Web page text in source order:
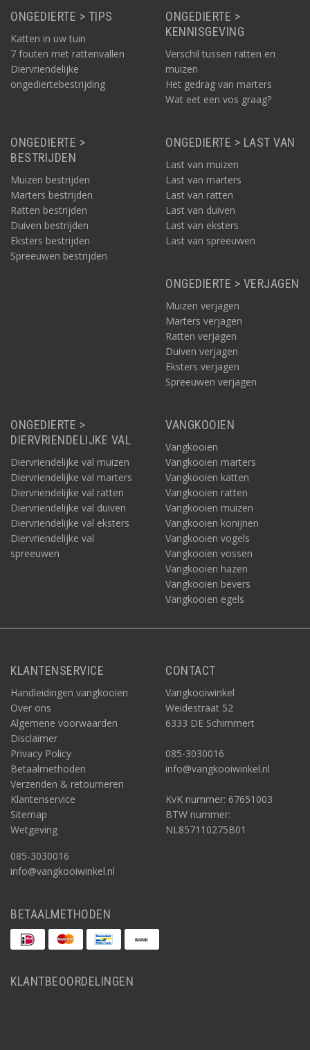
ONGEDIERTE > TIPS
Katten in uw tuin
7 fouten met rattenvallen
Diervriendelijke
ongediertebestrijding
ONGEDIERTE >
KENNISGEVING
Verschil tussen ratten en
muizen
Het gedrag van marters
Wat eet een vos graag?
ONGEDIERTE >
BESTRIJDEN
Muizen bestrijden
Marters bestrijden
Ratten bestrijden
Duiven bestrijden
Eksters bestrijden
Spreeuwen bestrijden
ONGEDIERTE > LAST VAN
Last van muizen
Last van marters
Last van ratten
Last van duiven
Last van eksters
Last van spreeuwen
ONGEDIERTE > VERJAGEN
Muizen verjagen
Marters verjagen
Ratten verjagen
Duiven verjagen
Eksters verjagen
Spreeuwen verjagen
ONGEDIERTE >
DIERVRIENDELIJKE VAL
Diervriendelijke val muizen
Diervriendelijke val marters
Diervriendelijke val ratten
Diervriendelijke val duiven
Diervriendelijke val eksters
Diervriendelijke val
spreeuwen
VANGKOOIEN
Vangkooien
Vangkooien marters
Vangkooien katten
Vangkooien ratten
Vangkooien muizen
Vangkooien konijnen
Vangkooien vogels
Vangkooien vossen
Vangkooien hazen
Vangkooien bevers
Vangkooien egels
KLANTENSERVICE
Handleidingen vangkooien
Over ons
Algemene voorwaarden
Disclaimer
Privacy Policy
Betaalmethoden
Verzenden & retourneren
Klantenservice
Sitemap
Wetgeving
085-3030016
info@vangkooiwinkel.nl
CONTACT
Vangkooiwinkel
Weidestraat 52
6333 DE Schimmert
085-3030016
info@vangkooiwinkel.nl
KvK nummer: 67651003
BTW nummer:
NL857110275B01
BETAALMETHODEN
KLANTBEOORDELINGEN